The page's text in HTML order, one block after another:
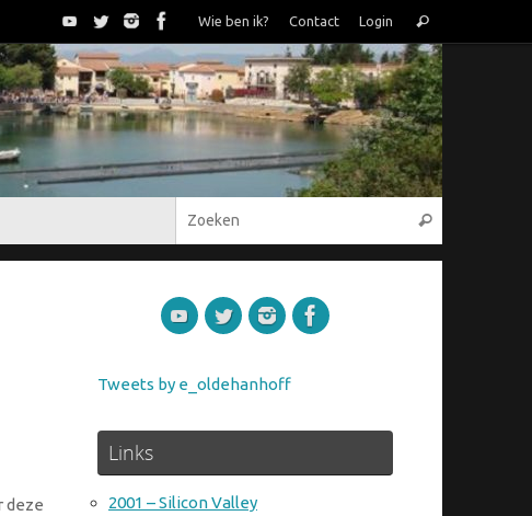
Wie ben ik? Contact Login
naar:
Zoeken
Zoeken
deze
Tweets by e_oldehanhoff
Links
2001 – Silicon Valley